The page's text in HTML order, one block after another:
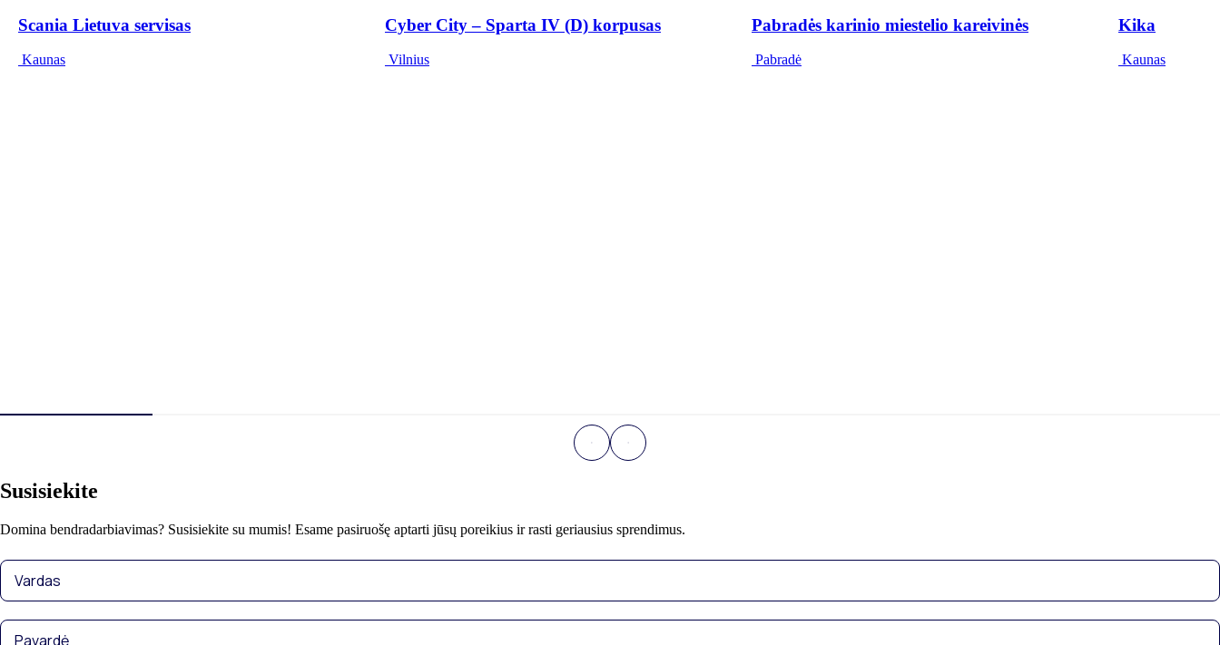
Scania Lietuva servisas
Kaunas
Cyber City – Sparta IV (D) korpusas
Vilnius
Pabradės karinio miestelio kareivinės
Pabradė
Kika
Kaunas
Susisiekite
Domina bendradarbiavimas? Susisiekite su mumis! Esame pasiruošę aptarti jūsų poreikius ir rasti geriausius sprendimus.